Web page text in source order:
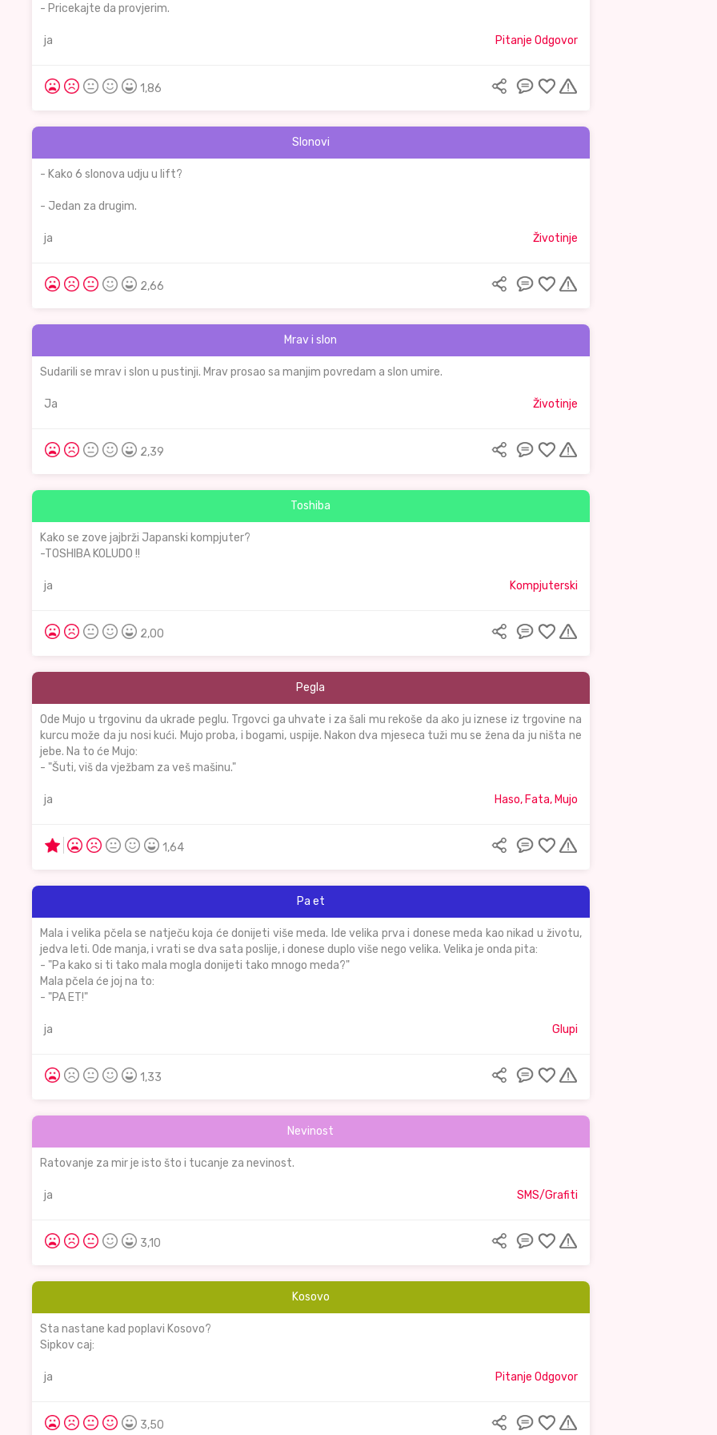
- Pricekajte da provjerim.
ja Pitanje Odgovor
1,86
Slonovi
- Kako 6 slonova udju u lift?
- Jedan za drugim.
ja Životinje
2,66
Mrav i slon
Sudarili se mrav i slon u pustinji. Mrav prosao sa manjim povredam a slon umire.
Ja Životinje
2,39
Toshiba
Kako se zove jajbrži Japanski kompjuter?
-TOSHIBA KOLUDO !!
ja Kompjuterski
2,00
Pegla
Ode Mujo u trgovinu da ukrade peglu. Trgovci ga uhvate i za šali mu rekoše da ako ju iznese iz trgovine na
kurcu može da ju nosi kući. Mujo proba, i bogami, uspije. Nakon dva mjeseca tuži mu se žena da ju ništa ne
jebe. Na to će Mujo:
- "Šuti, viš da vježbam za veš mašinu."
ja Haso, Fata, Mujo
1,64
Pa et
Mala i velika pčela se natječu koja će donijeti više meda. Ide velika prva i donese meda kao nikad u životu,
jedva leti. Ode manja, i vrati se dva sata poslije, i donese duplo više nego velika. Velika je onda pita:
- "Pa kako si ti tako mala mogla donijeti tako mnogo meda?"
Mala pčela će joj na to:
- "PA ET!"
ja Glupi
1,33
Nevinost
Ratovanje za mir je isto što i tucanje za nevinost.
ja SMS/Grafiti
3,10
Kosovo
Sta nastane kad poplavi Kosovo?
Sipkov caj:
ja Pitanje Odgovor
3,50